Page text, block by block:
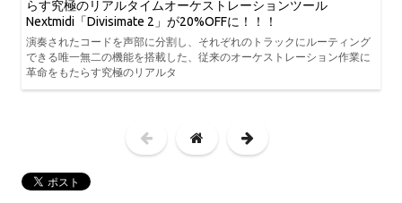
らす究極のリアルタイムオーケストレーションツール
Nextmidi「Divisimate 2」が20%OFFに！！！
演奏されたコードを声部に分割し、それぞれのトラックにルーティング
できる唯一無二の機能を搭載した、従来のオーケストレーション作業に
革命をもたらす究極のリアルタ